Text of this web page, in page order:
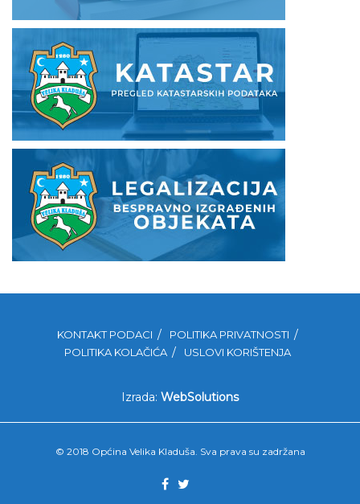
KONTAKT PODACI
POLITIKA PRIVATNOSTI
POLITIKA KOLAČIĆA
USLOVI KORIŠTENJA
Izrada: WebSolutions
© 2018 Općina Velika Kladuša. Sva prava su zadržana